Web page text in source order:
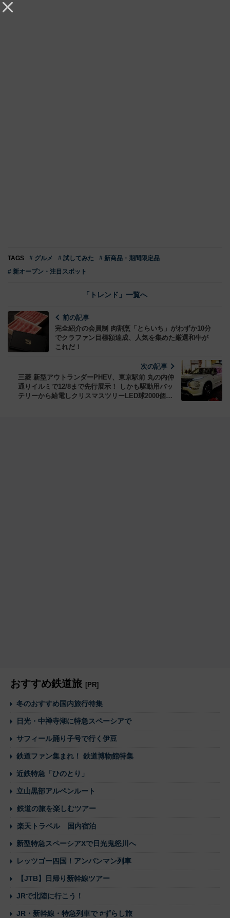
TAGS # グルメ # 試してみた
# 新商品・期間限定品
# 新オープン・注目スポット
「トレンド」一覧へ
前の記事
完全紹介の会員制 肉割烹「とらいち」がわずか10分
でクラファン目標額達成、人気を集めた厳選和牛が
これだ！
次の記事
三菱 新型アウトランダーPHEV、東京駅前 丸の内仲
通りイルミで12/8まで先行展示！ しかも駆動用バッ
テリーから給電しクリスマスツリーLED球2000個を
おすすめ鉄道旅 [PR]
冬のおすすめ国内旅行特集
日光・中禅寺湖に特急スペーシアで
サフィール踊り子号で行く伊豆
鉄道ファン集まれ！ 鉄道博物館特集
近鉄特急「ひのとり」
立山黒部アルペンルート
鉄道の旅を楽しむツアー
楽天トラベル 国内宿泊
新型特急スペーシアXで日光鬼怒川へ
レッツゴー四国！アンパンマン列車
【JTB】日帰り新幹線ツアー
JRで北陸に行こう！
JR・新幹線・特急列車で #ずらし旅